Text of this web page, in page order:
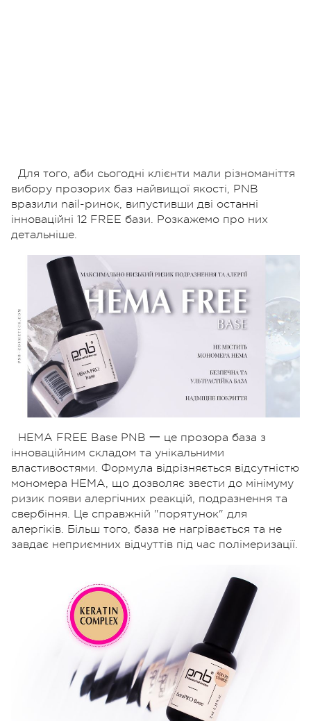
Для того, аби сьогодні клієнти мали різноманіття
вибору прозорих баз найвищої якості, PNB
вразили nail-ринок, випустивши дві останні
інноваційні 12 FREE бази. Розкажемо про них
детальніше.
HEMA FREE Base PNB 一 це прозора база з
інноваційним складом та унікальними
властивостями. Формула відрізняється відсутністю
мономера HEMA, що дозволяє звести до мінімуму
ризик появи алергічних реакцій, подразнення та
свербіння. Це справжній "порятунок" для
алергіків. Більш того, база не нагрівається та не
завдає неприємних відчуттів під час полімеризації.